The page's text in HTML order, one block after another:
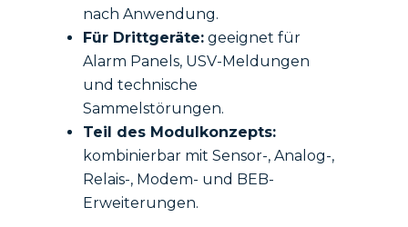
nach Anwendung.
Für Drittgeräte:geeignet für
Alarm Panels, USV-Meldungen
und technische
Sammelstörungen.
Teil des Modulkonzepts:
kombinierbar mit Sensor-, Analog-,
Relais-, Modem- und BEB-
Erweiterungen.